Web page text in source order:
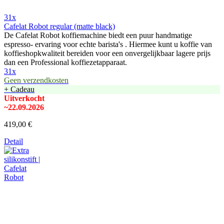
31x
Cafelat Robot regular (matte black)
De Cafelat Robot koffiemachine biedt een puur handmatige
espresso- ervaring voor echte barista's . Hiermee kunt u koffie van
koffieshopkwaliteit bereiden voor een onvergelijkbaar lagere prijs
dan een Professional koffiezetapparaat.
31x
Geen verzendkosten
+ Cadeau
Uitverkocht
~22.09.2026
419,00 €
Detail